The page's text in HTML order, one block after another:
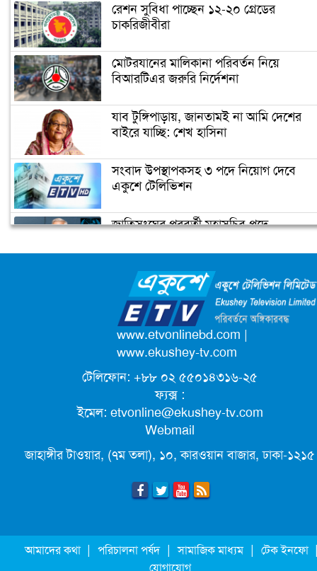
বঙ্গবন্ধু: প্রধানমন্ত্রী
বঙ্গবন্ধুর ভাষণের লোকায়তিক মাত্রা
বঙ্গবন্ধুর খুনিদের ফিরিয়ে এনে রায় কার্যকর
রেশন সুবিধা পাচ্ছেন ১২-২০ গ্রেডের
চাকরিজীবীরা
মোটরযানের মালিকানা পরিবর্তন নিয়ে
বিআরটিএর জরুরি নির্দেশনা
যাব টুঙ্গিপাড়ায়, জানতামই না আমি দেশের
বাইরে যাচ্ছি: শেখ হাসিনা
সংবাদ উপস্থাপকসহ ৩ পদে নিয়োগ দেবে
একুশে টেলিভিশন
জাতিসংঘের পরবর্তী মহাসচিব পদে
ক্যাম্পাস অ্যাম্বাসেডর নিয়োগ দিচ্ছে একুশে
টেলিভিশন
পদোন্নতি পেয়ে সচিব হলেন ২ কর্মকর্তা
লিগ্যাল এইডের মাধ্যমে সন্তান ফিরে পেল
সেই কিশোরী মা জুঁই
জেট ফুয়েলের দাম কমলো লিটারে ১৯ টাকা
মূল্যস্ফীতি কমে জুনে ৯ দশমিক ১৬ শতাংশ
ছুটিতে গিয়ে না ফিরলে ৩ বছরের নিষেধাজ্ঞা,
নতুন নিয়ম সৌদির
www.etvonlinebd.com |
www.ekushey-tv.com
টেলিফোন: +৮৮ ০২ ৫৫০১৪৩১৬-২৫
ফ্যক্স :
ইমেল: etvonline@ekushey-tv.com
Webmail
জাহাঙ্গীর টাওয়ার, (৭ম তলা), ১০, কারওয়ান বাজার, ঢাকা-১২১৫
আমাদের কথা | পরিচালনা পর্ষদ | সামাজিক মাধ্যম | টেক ইনফো
যোগাযোগ